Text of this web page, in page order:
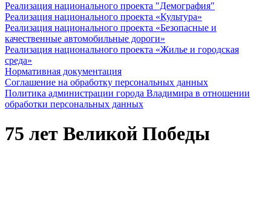
Реализация национального проекта "Демография"
Реализация национального проекта «Культура»
Реализация национального проекта «Безопасные и
качественные автомобильные дороги»
Реализация национального проекта «Жилье и городская
среда»
Нормативная документация
Соглашение на обработку персональных данных
Политика администрации города Владимира в отношении
обработки персональных данных
75 лет Великой Победы